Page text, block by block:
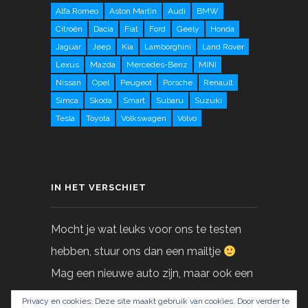
Alfa Romeo Aston Martin Audi
BMW
Citroën
Dacia Fiat Ford Geely
Honda
Jaguar
Jeep Kia Lamborghini
Land Rover
Lexus
Mazda Mercedes-Benz
MINI
Nissan
Opel Peugeot Porsche
Renault
Simca
Skoda Smart Subaru
Suzuki
Tesla
Toyota Volkswagen Volvo
IN HET VERSCHIET
Mocht je wat leuks voor ons te testen
hebben, stuur ons dan een mailtje
Mag een nieuwe auto zijn, maar ook een
gebruikte!
Privacy en cookies: Deze site maakt gebruik van cookies. Door verder te